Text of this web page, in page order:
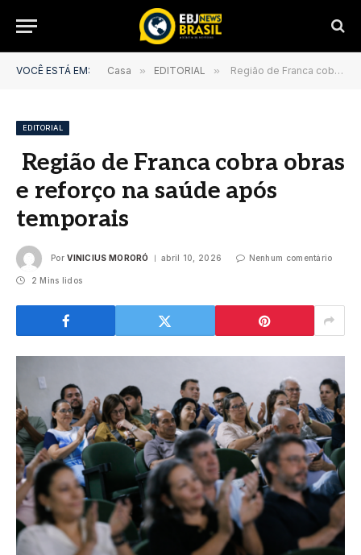
VOCÊ ESTÁ EM: Casa » EDITORIAL » Região de Franca cobra obras e reforço na saúde após temporais
EDITORIAL
Região de Franca cobra obras
e reforço na saúde após
temporais
Por VINICIUS MORORÓ abril 10, 2026 Nenhum comentário
2 Mins lidos